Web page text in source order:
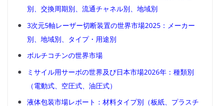
別、交換周期別、流通チャネル別、地域別
3次元5軸レーザー切断装置の世界市場2025：メーカー
別、地域別、タイプ・用途別
ボルチコチンの世界市場
ミサイル用サーボの世界及び日本市場2026年：種類別
（電動式、空圧式、油圧式）
液体包装市場レポート：材料タイプ別（板紙、プラスチ